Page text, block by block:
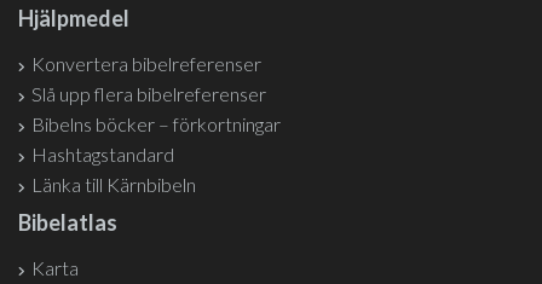
Hjälpmedel
Konvertera bibelreferenser
Slå upp flera bibelreferenser
Bibelns böcker – förkortningar
Hashtagstandard
Länka till Kärnbibeln
Bibelatlas
Karta